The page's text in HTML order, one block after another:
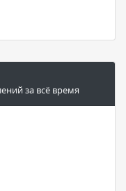
за всё время